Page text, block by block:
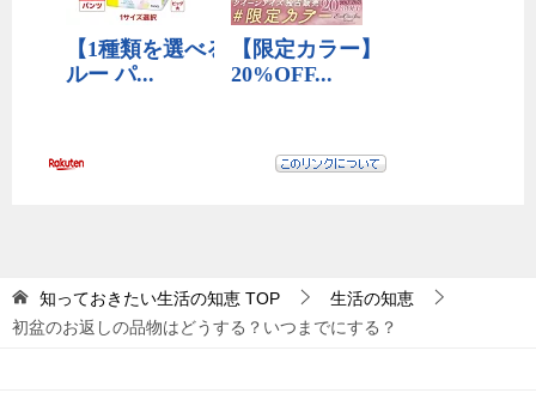
知っておきたい生活の知恵 TOP
生活の知恵
初盆のお返しの品物はどうする？いつまでにする？